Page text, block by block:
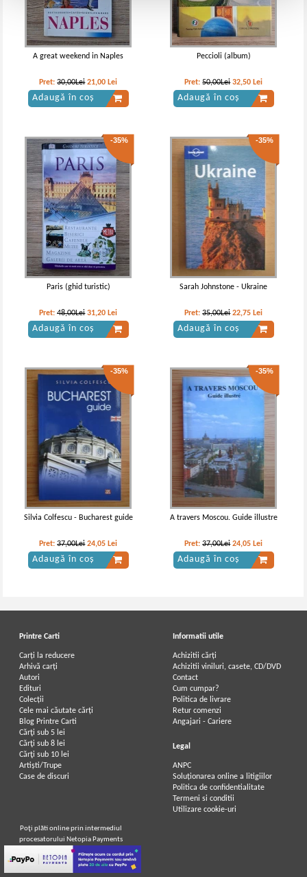
A great weekend in Naples
Pret:30,00Lei 21,00 Lei
Adaugă în coș
Peccioli (album)
Pret:50,00Lei 32,50 Lei
Adaugă în coș
-35%
Paris (ghid turistic)
Pret:48,00Lei 31,20 Lei
Adaugă în coș
-35%
Sarah Johnstone - Ukraine
Pret:35,00Lei 22,75 Lei
Adaugă în coș
-35%
Silvia Colfescu - Bucharest guide
Pret:37,00Lei 24,05 Lei
Adaugă în coș
-35%
A travers Moscou. Guide illustre
Pret:37,00Lei 24,05 Lei
Adaugă în coș
Printre Carti
Carți la reducere
Arhivă carți
Autori
Edituri
Colecții
Cele mai căutate cărți
Blog Printre Carti
Cărţi sub 5 lei
Cărţi sub 8 lei
Cărţi sub 10 lei
Artiști/Trupe
Case de discuri
Informatii utile
Achizitii cărți
Achizitii viniluri, casete, CD/DVD
Contact
Cum cumpar?
Politica de livrare
Retur comenzi
Angajari - Cariere
Legal
ANPC
Soluționarea online a litigiilor
Politica de confidentialitate
Termeni si conditii
Utilizare cookie-uri
Poţi plăti online prin intermediul
procesatorului Netopia Payments